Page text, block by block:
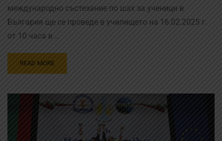
международно състезание по шах за ученици в
България ще се проведе в училището на 16.02.2025 г.
от 10 часа в …
READ MORE